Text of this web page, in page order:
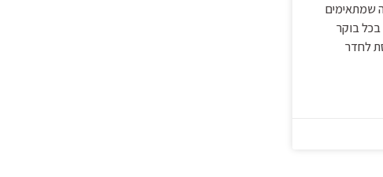
שמתאימים
בוקר
לחדר